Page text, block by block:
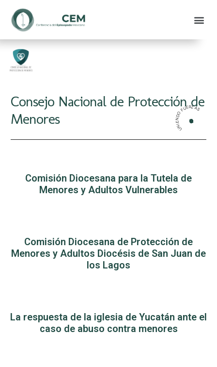
Consejo Nacional de Protección de
Menores
UNIENDO FUERZAS
Comisión Diocesana para la Tutela de
Menores y Adultos Vulnerables
Comisión Diocesana de Protección de
Menores y Adultos Diocésis de San Juan de
los Lagos
La respuesta de la iglesia de Yucatán ante el
caso de abuso contra menores